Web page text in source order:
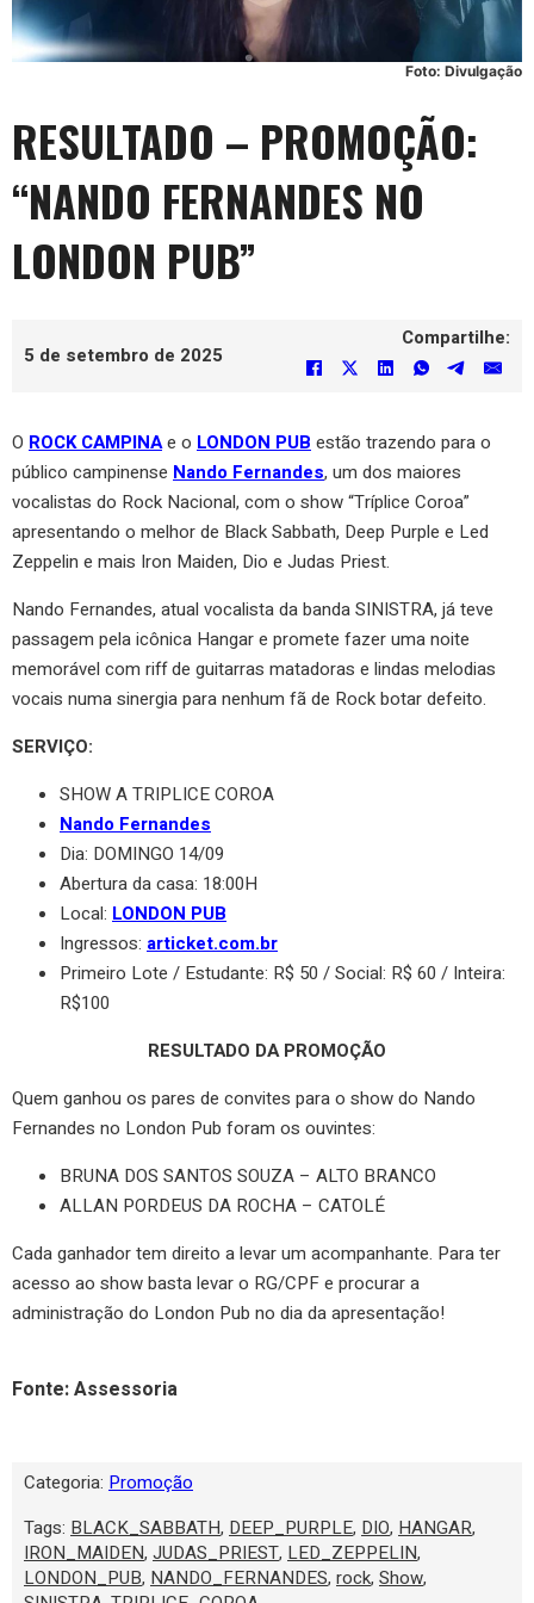
Foto: Divulgação
RESULTADO – PROMOÇÃO:
“NANDO FERNANDES NO
LONDON PUB”
5 de setembro de 2025
Compartilhe:
O ROCK CAMPINAe o LONDON PUB estão trazendo para o
público campinense Nando Fernandes, um dos maiores
vocalistas do Rock Nacional, com o show “Tríplice Coroa”
apresentando o melhor de Black Sabbath, Deep Purple e Led
Zeppelin e mais Iron Maiden, Dio e Judas Priest.
Nando Fernandes, atual vocalista da banda SINISTRA, já teve
passagem pela icônica Hangar e promete fazer uma noite
memorável com riff de guitarras matadoras e lindas melodias
vocais numa sinergia para nenhum fã de Rock botar defeito.
SERVIÇO:
SHOW A TRIPLICE COROA
Nando Fernandes
Dia: DOMINGO 14/09
Abertura da casa: 18:00H
Local: LONDON PUB
Ingressos: articket.com.br
Primeiro Lote / Estudante: R$ 50 / Social: R$ 60 / Inteira:
R$100
RESULTADO DA PROMOÇÃO
Quem ganhou os pares de convites para o show do Nando
Fernandes no London Pub foram os ouvintes:
BRUNA DOS SANTOS SOUZA – ALTO BRANCO
ALLAN PORDEUS DA ROCHA – CATOLÉ
Cada ganhador tem direito a levar um acompanhante. Para ter
acesso ao show basta levar o RG/CPF e procurar a
administração do London Pub no dia da apresentação!
Fonte: Assessoria
Categoria: Promoção
Tags: BLACK_SABBATH, DEEP_PURPLE, DIO, HANGAR,
IRON_MAIDEN, JUDAS_PRIEST, LED_ZEPPELIN,
LONDON_PUB, NANDO_FERNANDES, rock, Show,